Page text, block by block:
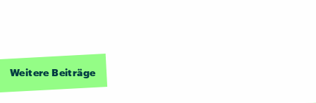
Weitere Beiträge